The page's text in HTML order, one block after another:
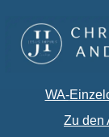
WA-
Zu den